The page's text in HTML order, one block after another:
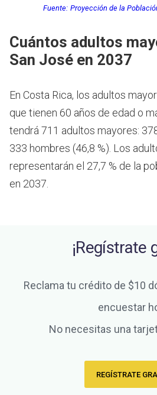
Fuente: Proyección de la
Cuántos adultos
San José en 2037
En Costa Rica, los adultos
que tienen 60 años de edad o
tendrá 711 adultos mayores:
333 hombres (46,8 %). Los
representarán el 27,7 % de la
en 2037.
¡Regístrate
Reclama tu crédito de $10
encuestar
No necesitas una
REGÍSTRATE